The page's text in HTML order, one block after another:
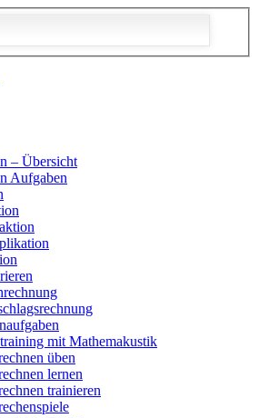
– Übersicht
Aufgaben
mit Mathemakustik
üben
lernen
trainieren